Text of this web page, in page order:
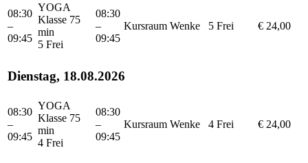
08:30
–
09:45
YOGA
Klasse 75
min
5 Frei
08:30
–
09:45
Kursraum Wenke 5 Frei € 24,00
Dienstag, 18.08.2026
08:30
–
09:45
YOGA
Klasse 75
min
4 Frei
08:30
–
09:45
Kursraum Wenke 4 Frei € 24,00